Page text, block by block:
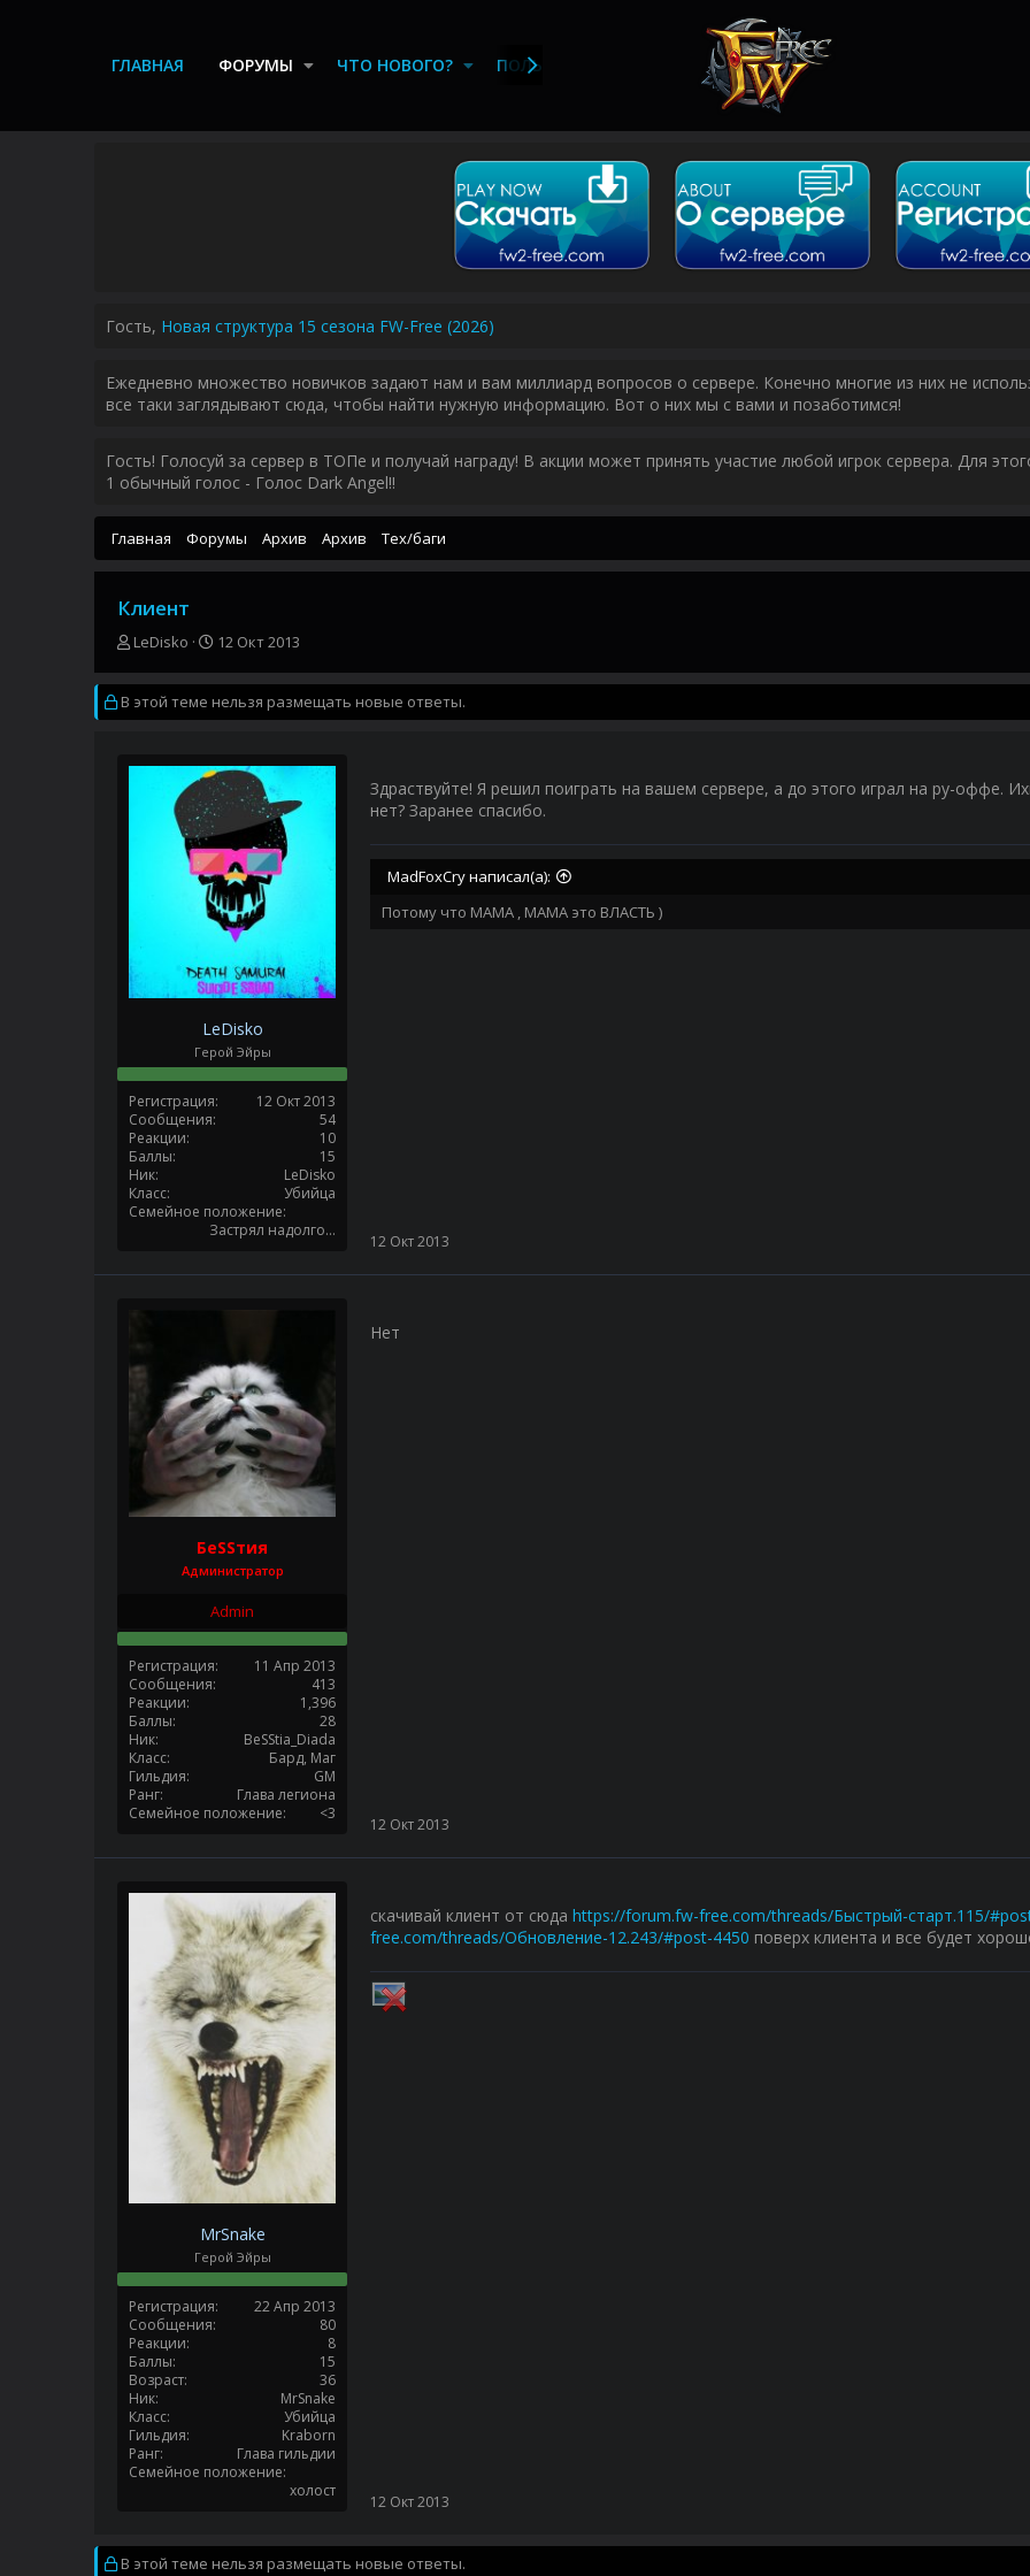
ГЛАВНАЯ ФОРУМЫ ЧТО НОВОГО? ПОЛЬЗОВАТЕЛИ
Гость, Новая структура 15 сезона FW-Free (2026)
Ежедневно множество новичков задают нам и вам миллиард вопросов о сервере. Конечно многие из них не
все таки заглядывают сюда, чтобы найти нужную информацию. Вот о них мы с вами и позаботимся!
Гость! Голосуй за сервер в ТОПе и получай награду! В акции может принять участие любой игрок сервера. Для
1 обычный голос - Голос Dark Angel!!
Главная Форумы Архив Архив Тех/баги
Клиент
А
т
о
р
е
LeDisko
Д
т
а
н
ч
а
л
12 Окт 2013
В этой теме нельзя размещать новые ответы.
LeDisko
Герой Эйры
Регистрация
12 Окт 2013
Сообщения
54
Реакции
10
Баллы
15
Ник
LeDisko
Класс
Убийца
Семейное положение
Застрял надолго...
Здраствуйте! Я решил поиграть на вашем сервере, а до этого играл на ру-оффе.
нет? Заранее спасибо.
MadFoxCry написал(а):
Потому что МАМА , МАМА это ВЛАСТЬ )
12 Окт 2013
БеSSтия
Администратор
Admin
Регистрация
11 Апр 2013
Сообщения
413
Реакции
1,396
Баллы
28
Ник
BeSStia_Diada
Класс
Бард, Маг
Гильдия
GM
Ранг
Глава легиона
Семейное положение
<3
Нет
12 Окт 2013
MrSnake
Герой Эйры
Регистрация
22 Апр 2013
Сообщения
80
Реакции
8
Баллы
15
Возраст
36
Ник
MrSnake
Класс
Убийца
Гильдия
Kraborn
Ранг
Глава гильдии
Семейное положение
холост
скачивай клиент от сюда https://forum.fw-free.com/threads/Быстрый-старт.115/
free.com/threads/Обновление-12.243/#post-4450 поверх клиента и все будет
12 Окт 2013
В этой теме нельзя размещать новые ответы.